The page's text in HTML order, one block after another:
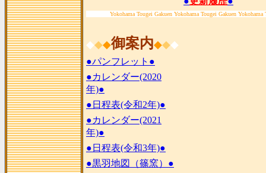
Yokohama Tougei Gakuen Yokohama Tougei Gakuen
◆◆◆御案内◆◆◆
●パンフレット●
●カレンダー(2020
年)●
●日程表(令和2年)●
●カレンダー(2021
年)●
●日程表(令和3年)●
●黒羽地図（篠窯）●